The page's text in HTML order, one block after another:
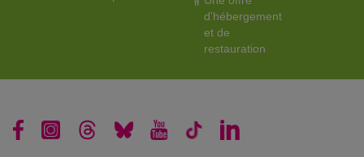
d'hébergement
et de
restauration